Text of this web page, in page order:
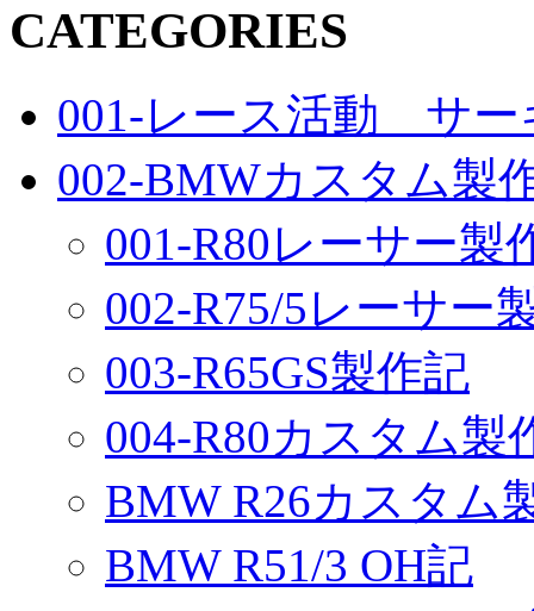
CATEGORIES
001-レース活動 サー
002-BMWカスタム製
001-R80レーサー製
002-R75/5レーサー
003-R65GS製作記
004-R80カスタム製
BMW R26カスタム
BMW R51/3 OH記